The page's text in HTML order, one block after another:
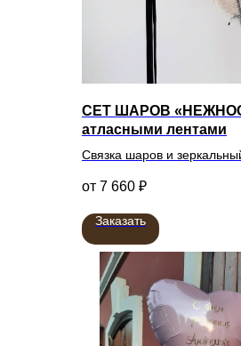
СЕТ ШАРОВ
атласными лентами
Связка шаров и
7 660 ₽
Заказать